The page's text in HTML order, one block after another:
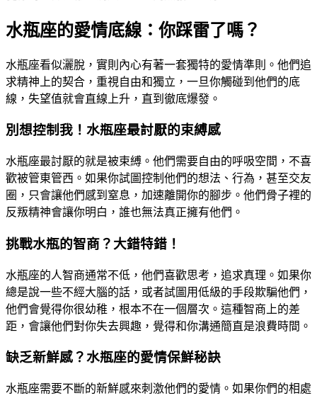
水瓶座的愛情底線：你踩雷了嗎？
水瓶座看似灑脫，實則內心有著一套獨特的愛情準則。他們追
求精神上的契合，重視自由和獨立，一旦你觸碰到他們的底
線，失望值就會直線上升，直到徹底爆發。
別想控制我！水瓶座最討厭的束縛感
水瓶座最討厭的就是被束縛。他們需要自由的呼吸空間，不喜
歡被管東管西。如果你試圖控制他們的想法、行為，甚至交友
圈，只會讓他們感到窒息，加速離開你的腳步。他們骨子裡的
反叛精神會讓你明白，誰也無法真正擁有他們。
挑戰水瓶的智商？大錯特錯！
水瓶座的人智商通常不低，他們喜歡思考，追求真理。如果你
總是說一些不經大腦的話，或者試圖用低級的手段欺騙他們，
他們會覺得你很幼稚，根本不在一個層次。這種智商上的差
距，會讓他們對你失去興趣，覺得和你溝通簡直是浪費時間。
缺乏新鮮感？水瓶座的愛情保鮮秘訣
水瓶座需要不斷的新鮮感來刺激他們的愛情。如果你們的相處